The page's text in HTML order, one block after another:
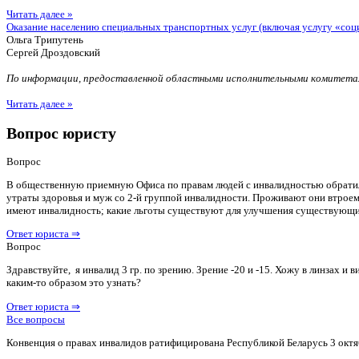
Читать далее »
Оказание населению специальных транспортных услуг (включая услугу
Ольга Трипутень
Сергей Дроздовский
По информации, предоставленной областными исполнительными
Читать далее »
Вопрос юристу
Вопрос
В общественную приемную Офиса по правам людей с инвалидностью
утраты здоровья и муж со 2-й группой инвалидности. Проживают они
имеют инвалидность; какие льготы существуют для улучшения
Ответ юриста ⇒
Вопрос
Здравствуйте, я инвалид 3 гр. по зрению. Зрение -20 и -15. Хожу в линзах
каким-то образом это узнать?
Ответ юриста ⇒
Все вопросы
Конвенция о правах инвалидов ратифицирована Республикой Беларусь 3